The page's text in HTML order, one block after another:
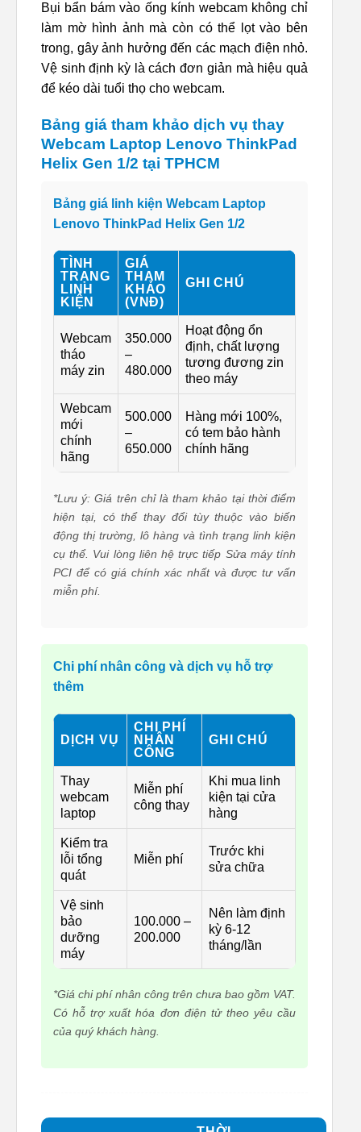
Bụi bẩn bám vào ống kính webcam không chỉ
làm mờ hình ảnh mà còn có thể lọt vào bên
trong, gây ảnh hưởng đến các mạch điện nhỏ.
Vệ sinh định kỳ là cách đơn giản mà hiệu quả
để kéo dài tuổi thọ cho webcam.
Bảng giá tham khảo dịch vụ thay
Webcam Laptop Lenovo ThinkPad
Helix Gen 1/2 tại TPHCM
Bảng giá linh kiện Webcam Laptop
Lenovo ThinkPad Helix Gen 1/2
TÌNH
TRẠNG
LINH
KIỆN
GIÁ
THAM
KHẢO
(VNĐ)
GHI CHÚ
Webcam
tháo
máy zin
350.000
–
480.000
Hoạt động ổn
định, chất lượng
tương đương zin
theo máy
Webcam
mới
chính
hãng
500.000
–
650.000
Hàng mới 100%,
có tem bảo hành
chính hãng
*Lưu ý: Giá trên chỉ là tham khảo tại thời điểm
hiện tại, có thể thay đổi tùy thuộc vào biến
động thị trường, lô hàng và tình trạng linh kiện
cụ thể. Vui lòng liên hệ trực tiếp Sửa máy tính
PCI để có giá chính xác nhất và được tư vấn
miễn phí.
Chi phí nhân công và dịch vụ hỗ trợ
thêm
DỊCH VỤ
CHI PHÍ
NHÂN
CÔNG
GHI CHÚ
Thay
webcam
laptop
Miễn phí
công thay
Khi mua linh
kiện tại cửa
hàng
Kiểm tra
lỗi tổng
quát
Miễn phí
Trước khi
sửa chữa
Vệ sinh
bảo
dưỡng
máy
100.000 –
200.000
Nên làm định
kỳ 6-12
tháng/lần
*Giá chi phí nhân công trên chưa bao gồm VAT.
Có hỗ trợ xuất hóa đơn điện tử theo yêu cầu
của quý khách hàng.